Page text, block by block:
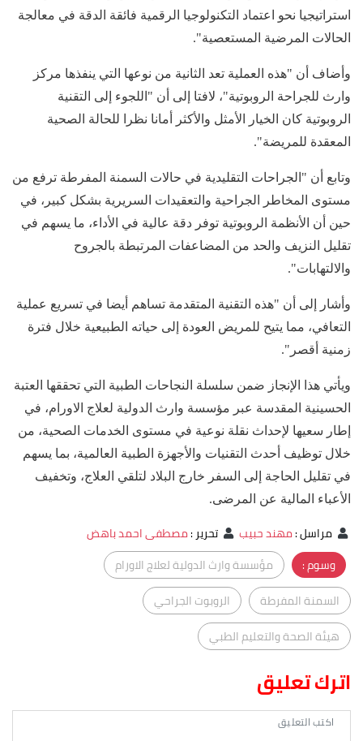
استراتيجيا نحو اعتماد التكنولوجيا الرقمية فائقة الدقة في معالجة
الحالات المرضية المستعصية".
وأضاف أن "هذه العملية تعد الثانية من نوعها التي ينفذها مركز
وارث للجراحة الروبوتية"، لافتا إلى أن "اللجوء إلى التقنية
الروبوتية كان الخيار الأمثل والأكثر أمانا نظرا للحالة الصحية
المعقدة للمريضة".
وتابع أن "الجراحات التقليدية في حالات السمنة المفرطة ترفع من
مستوى المخاطر الجراحية والتعقيدات السريرية بشكل كبير، في
حين أن الأنظمة الروبوتية توفر دقة عالية في الأداء، ما يسهم في
تقليل النزيف والحد من المضاعفات المرتبطة بالجروح
والالتهابات".
وأشار إلى أن "هذه التقنية المتقدمة تساهم أيضا في تسريع عملية
التعافي، مما يتيح للمريض العودة إلى حياته الطبيعية خلال فترة
زمنية أقصر".
ويأتي هذا الإنجاز ضمن سلسلة النجاحات الطبية التي تحققها العتبة
الحسينية المقدسة عبر مؤسسة وارث الدولية لعلاج الاورام، في
إطار سعيها لإحداث نقلة نوعية في مستوى الخدمات الصحية، من
خلال توظيف أحدث التقنيات والأجهزة الطبية العالمية، بما يسهم
في تقليل الحاجة إلى السفر خارج البلاد لتلقي العلاج، وتخفيف
الأعباء المالية عن المرضى.
مراسل:مهند حبيب تحرير:مصطفى احمد باهض
وسوم :
مؤسسة وارث الدولية لعلاج الاورام
السمنة المفرطة
الروبوت الجراحي
هيئة الصحة والتعليم الطبي
اترك تعليق